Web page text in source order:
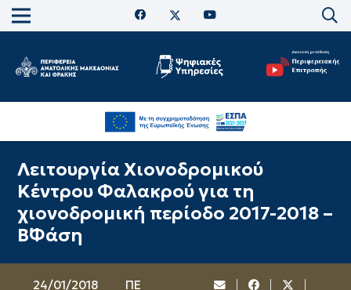
Λειτουργία Χιονοδρομικού
Κέντρου Φαλακρού για τη
χιονοδρομική περίοδο 2017-2018 –
Β΄Φάση
24/01/2018
ΠΕ